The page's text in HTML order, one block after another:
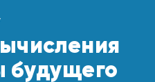
будущего